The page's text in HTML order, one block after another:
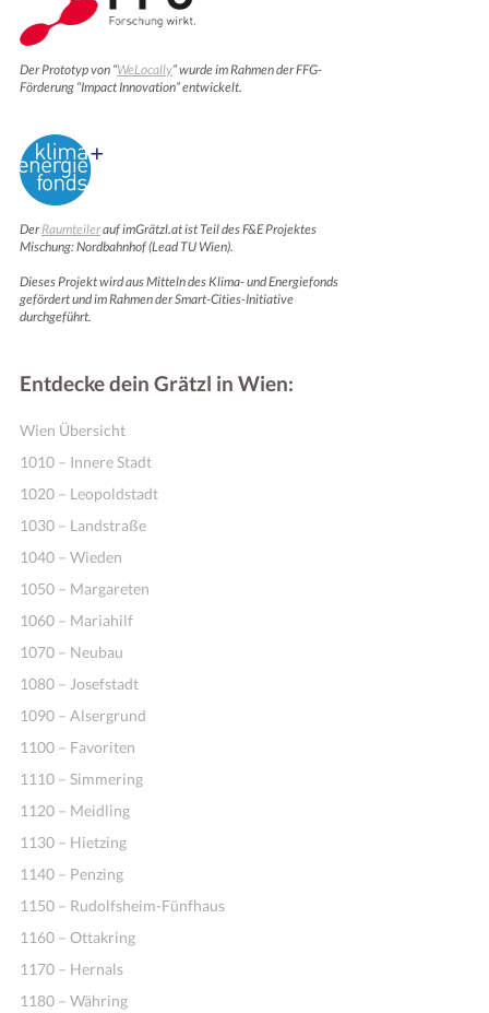
Der Prototyp von “WeLocally” wurde im Rahmen der FFG-
Förderung “Impact Innovation” entwickelt.
DerRaumteilerauf imGrätzl.at ist Teil des F&E Projektes
Mischung: Nordbahnhof (Lead TU Wien).
Dieses Projekt wird aus Mitteln des Klima- und Energiefonds
gefördert und im Rahmen der Smart-Cities-Initiative
durchgeführt.
Entdecke dein Grätzl in Wien:
Wien Übersicht
1010 – Innere Stadt
1020 – Leopoldstadt
1030 – Landstraße
1040 – Wieden
1050 – Margareten
1060 – Mariahilf
1070 – Neubau
1080 – Josefstadt
1090 – Alsergrund
1100 – Favoriten
1110 – Simmering
1120 – Meidling
1130 – Hietzing
1140 – Penzing
1150 – Rudolfsheim-Fünfhaus
1160 – Ottakring
1170 – Hernals
1180 – Währing